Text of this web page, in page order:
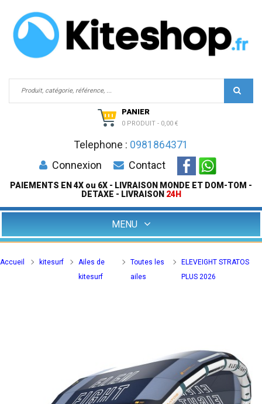
PANIER
0 PRODUIT - 0,00 €
Telephone : 0981864371
Connexion
Contact
PAIEMENTS EN 4X ou 6X - LIVRAISON MONDE ET DOM-TOM -
DETAXE - LIVRAISON 24H
MENU
Accueil kitesurf
Ailes de
kitesurf
Toutes les
ailes
ELEVEIGHT STRATOS
PLUS 2026